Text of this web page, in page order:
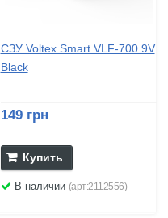
СЗУ Voltex Smart VLF-700 9V
Black
149 грн
Купить
В наличии (арт:2112556)